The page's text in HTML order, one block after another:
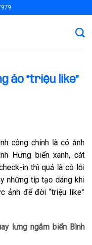
ảo “triệu like”
công chính là có ảnh
Hưng biển xanh, cát
in thì quả là có lỗi
những típ tạo dáng khi
ảnh để đời “triệu like”
lưng ngắm biển Bình